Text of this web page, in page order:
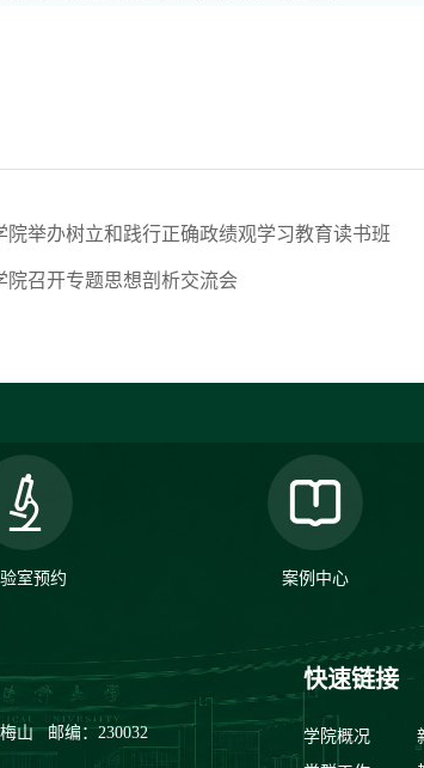
院举办树立和践行正确政绩观学习教育读书班
召开专题思想剖析交流会
室预约 案例中心
山
邮编：230032
快速链接
学院概况